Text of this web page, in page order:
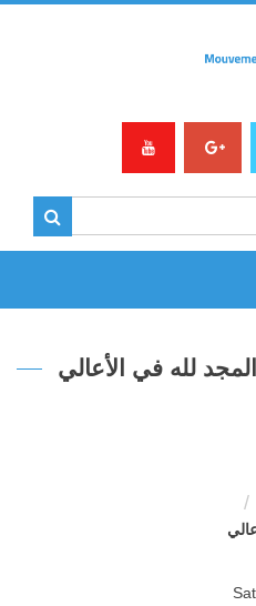
لله في الأعالي
/